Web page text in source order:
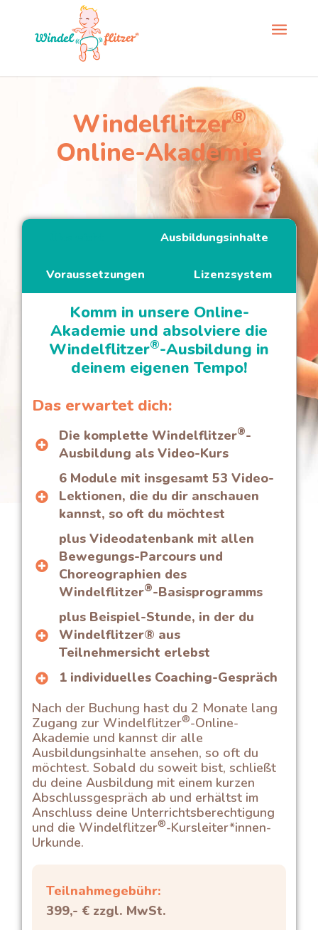
Windelflitzer®
Online-Akademie
Ausbildungsinhalte
Voraussetzungen Lizenzsystem
Komm in unsere Online-
Akademie und absolviere die
Windelflitzer®-Ausbildung in
deinem eigenen Tempo!
Das erwartet dich:
Die komplette Windelflitzer®-
Ausbildung als Video-Kurs
6 Module mit insgesamt 53 Video-
Lektionen, die du dir anschauen
kannst, so oft du möchtest
plus Videodatenbank mit allen
Bewegungs-Parcours und
Choreographien des
Windelflitzer®-Basisprogramms
plus Beispiel-Stunde, in der du
Windelflitzer® aus
Teilnehmersicht erlebst
1 individuelles Coaching-Gespräch
Nach der Buchung hast du 2 Monate lang
Zugang zur Windelflitzer®-Online-
Akademie und kannst dir alle
Ausbildungsinhalte ansehen, so oft du
möchtest. Sobald du soweit bist, schließt
du deine Ausbildung mit einem kurzen
Abschlussgespräch ab und erhältst im
Anschluss deine Unterrichtsberechtigung
und die Windelflitzer®-Kursleiter*innen-
Urkunde.
Teilnahmegebühr:
399,- € zzgl. MwSt.